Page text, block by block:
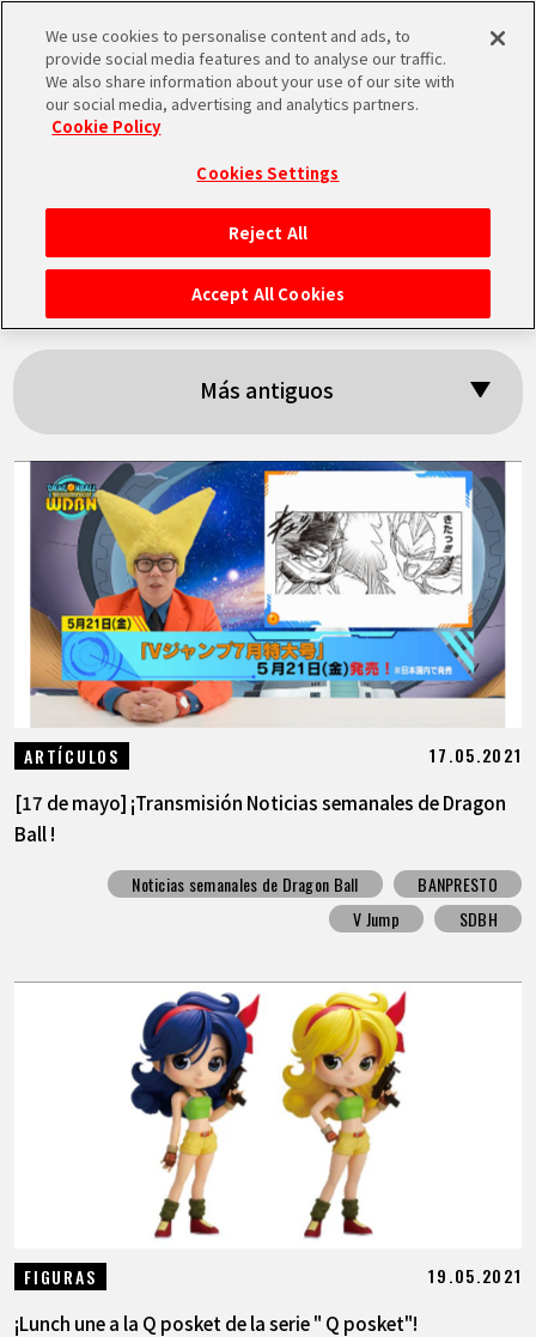
MEN
INICIO
NOTICIAS
LO MÁS DESTACADO
VÍDEOS
ARTÍCULOS
ACERCA DE
LANGUAGE
JP
EN
Resultados:
「BANPRESTO」
Más antiguos
ARTÍCULOS 17.05.2021
[17 de mayo] ¡Transmisión Noticias semanales de Dragon
Ball !
Noticias semanales de Dragon Ball
BANPRESTO
V Jump
SDBH
FIGURAS 19.05.2021
¡Lunch une a la Q posket de la serie " Q posket"!
We use cookies to personalise content and ads, to
provide social media features and to analyse our traffic.
We also share information about your use of our site with
our social media, advertising and analytics partners.
Cookie Policy
Cookies Settings
Reject All
Accept All Cookies